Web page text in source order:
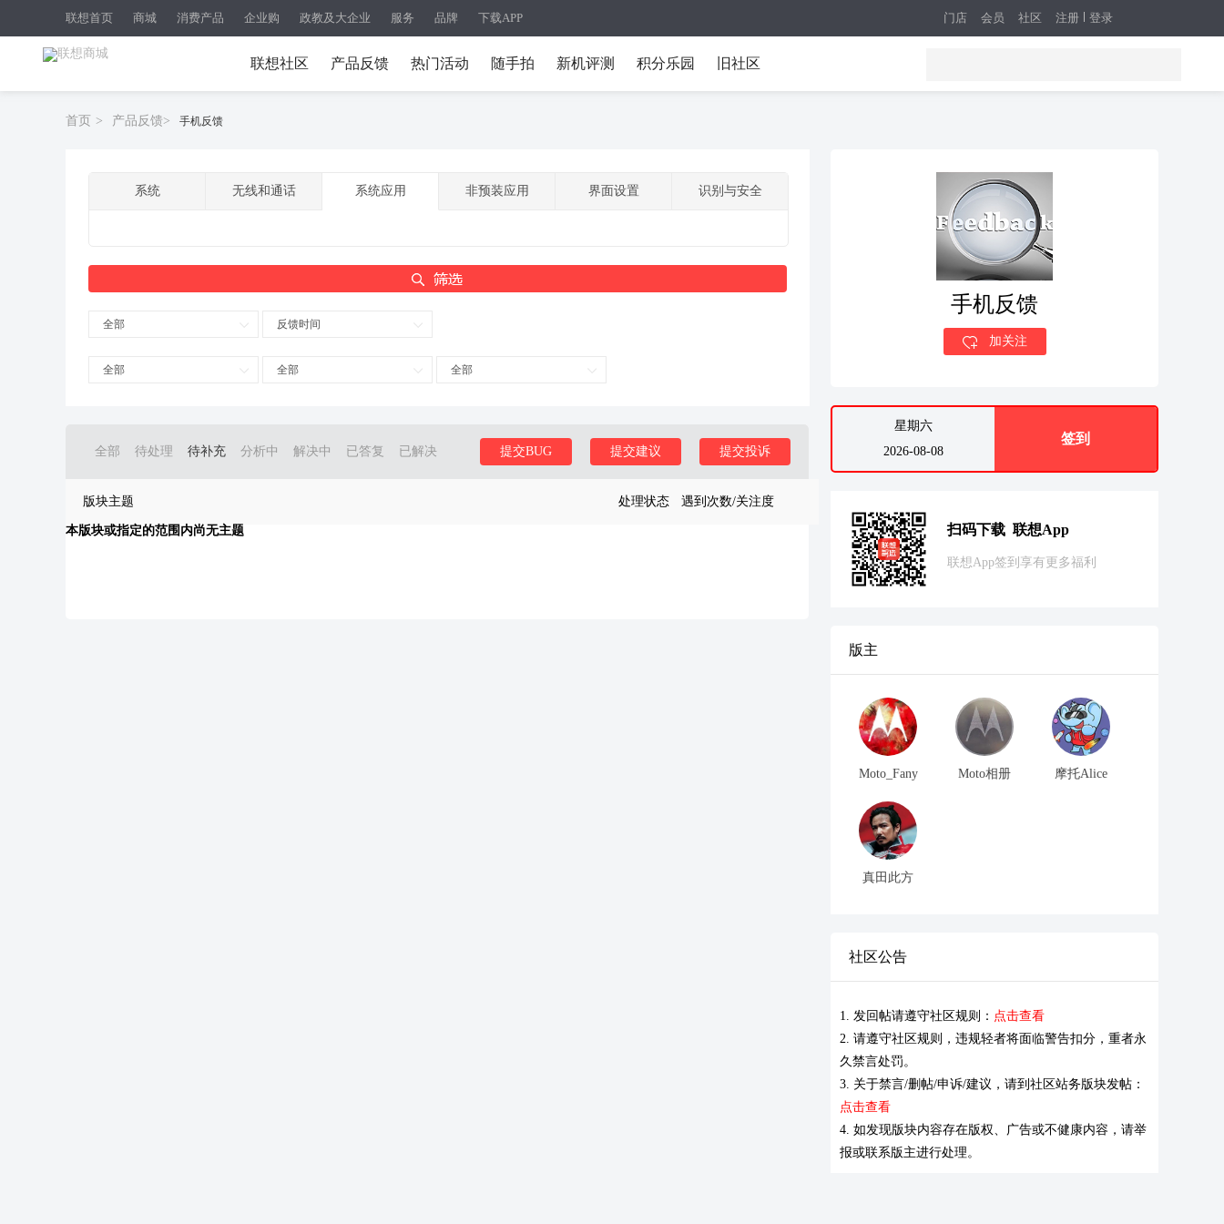
联想首页 商城 消费产品 企业购 政教及大企业 服务 品牌 下载APP 注册 登录
门店 会员 社区
联想社区 产品反馈 热门活动 随手拍 新机评测 积分乐园 旧社区
首页 > 产品反馈> 手机反馈
系统 无线和通话 系统应用 非预装应用 界面设置 识别与安全
全部 反馈时间
全部 全部 全部
全部 待处理 待补充 分析中 解决中 已答复 已解决 提交投诉
提交建议
提交BUG
版块主题 处理状态 遇到次数/关注度
本版块或指定的范围内尚无主题
手机反馈
加关注
星期六
2026-08-08
签到
扫码下载 联想App
联想App签到享有更多福利
版主
Moto_Fany Moto相册 摩托Alice
真田此方
社区公告
1. 发回帖请遵守社区规则： 点击查看
2. 请遵守社区规则，违规轻者将面临警告扣分，重者永
久禁言处罚。
3. 关于禁言/删帖/申诉/建议，请到社区站务版块发帖：
点击查看
4. 如发现版块内容存在版权、广告或不健康内容，请举
报或联系版主进行处理。